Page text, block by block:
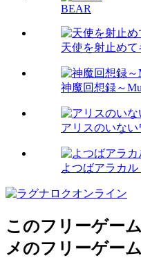
BEAR
天使を射止めて
神魔回想録～
アリスのいない
よつばアラカル
このフリーゲー
メのフリーゲーム